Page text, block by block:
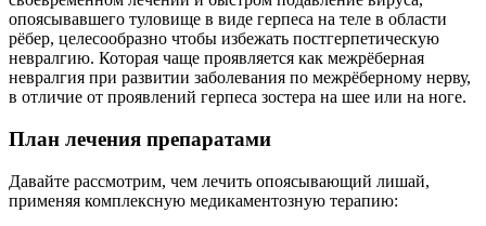
опоясывавшего туловище в виде герпеса на теле в области
рёбер, целесообразно чтобы избежать постгерпетическую
невралгию. Которая чаще проявляется как межрёберная
невралгия при развитии заболевания по межрёберному нерву,
в отличие от проявлений герпеса зостера на шее или на ноге.
План лечения препаратами
Давайте рассмотрим, чем лечить опоясывающий лишай,
применяя комплексную медикаментозную терапию: